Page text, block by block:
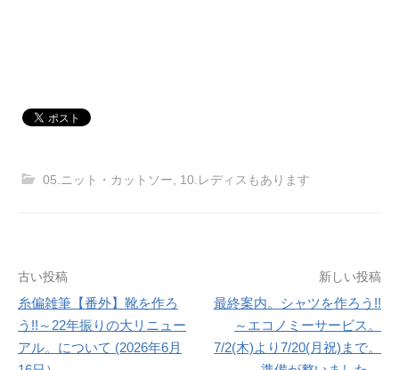
05.ニット・カットソー 10.レディスもあります
投
稿
ナ
ビ
古い投稿
糸偏雑筆【番外】靴を作ろ
う!!～22年振りの大リニュー
アル。について (2026年6月
新しい投稿
最終案内。シャツを作ろう!!
～エコノミーサービス。
7/2(木)より7/20(月祝)まで。